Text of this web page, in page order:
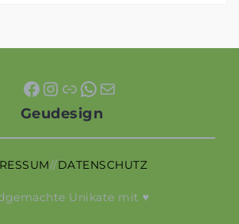
Facebook
Instagram
LinkWhatsApp
E-Mail
Geudesign
//DATENSCHUTZ
Unikate mit ♥